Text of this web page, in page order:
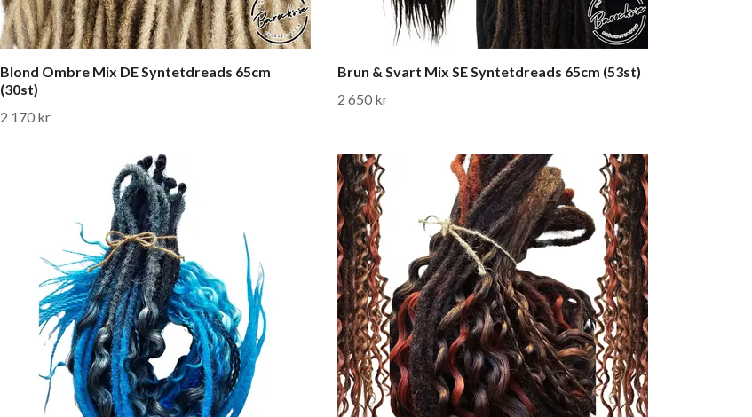
Blond Ombre Mix DE Syntetdreads 65cm
(30st)
2 170 kr
Brun & Svart Mix SE Syntetdreads 65cm (53st)
2 650 kr